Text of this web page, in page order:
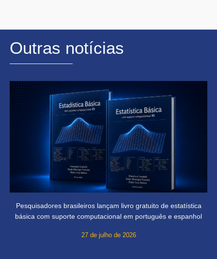
Outras notícias
Pesquisadores brasileiros lançam livro gratuito de estatística
básica com suporte computacional em português e espanhol
27 de julho de 2026